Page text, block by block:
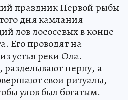
праздник Первой рыбы
дня камлания
лов лососевых в конце
Его проводят на
устья реки Ола.
разделывают нерпу, а
свои ритуалы,
улов был богатым.